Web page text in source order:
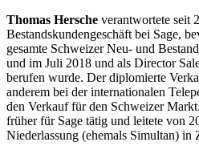
Thomas Hersche verantwortete seit
Bestandskundengeschäft bei Sage,
gesamte Schweizer Neu- und
und im Juli 2018 und als Director
berufen wurde. Der diplomierte
anderem bei der internationalen
den Verkauf für den Schweizer
früher für Sage tätig und leitete von
Niederlassung (ehemals Simultan) in